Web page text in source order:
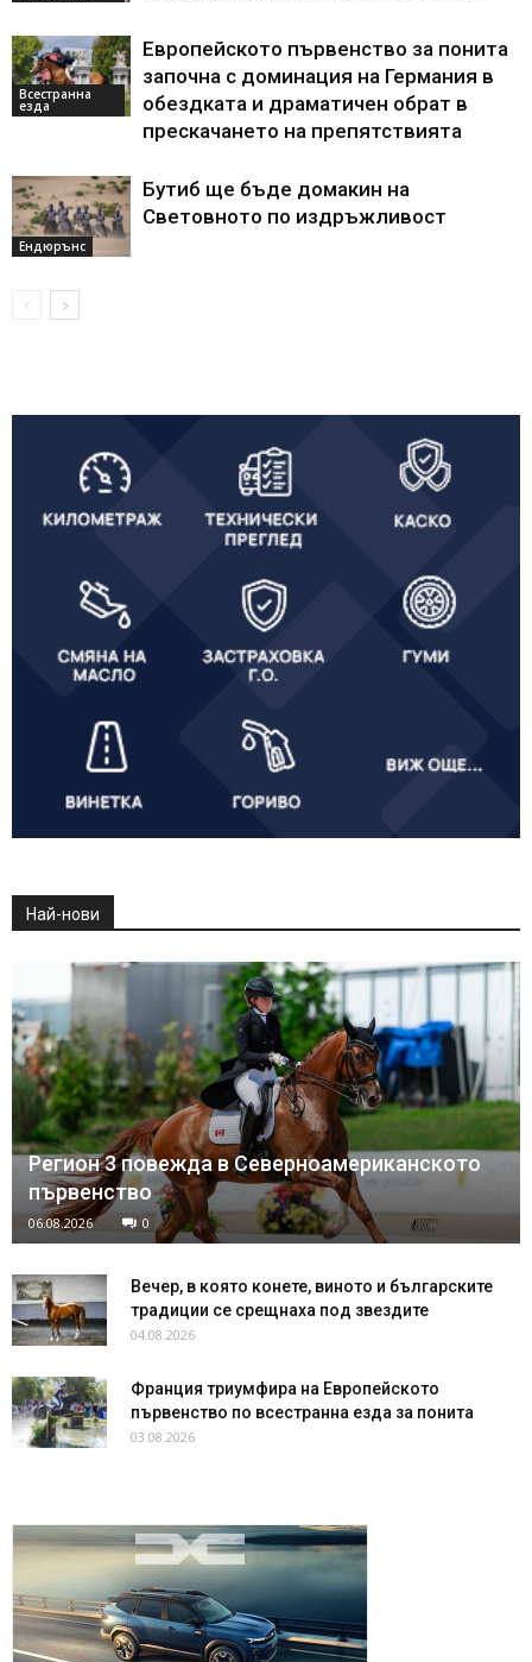
Всестранна
езда
Европейското първенство за понита
започна с доминация на Германия в
обездката и драматичен обрат в
прескачането на препятствията
Ендюрънс
Бутиб ще бъде домакин на
Световното по издръжливост
Най-нови
Регион 3 повежда в Северноамериканското
първенство
06.08.2026 0
Вечер, в която конете, виното и българските
традиции се срещнаха под звездите
04.08.2026
Франция триумфира на Европейското
първенство по всестранна езда за понита
03.08.2026